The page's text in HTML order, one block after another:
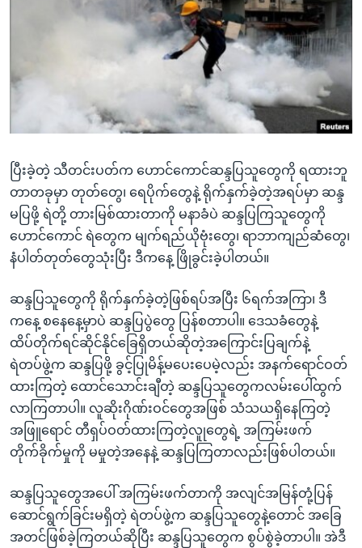
စာမျက်နှာ
ရန်
ရှာဖွေ
ရန်
နေရာ
သို့
ရန်
ရုပ်ရှင်ထဲက အင်္ဂလိပ်စာ
သုတပဒေသာ အင်္ဂလိပ်စာ
ရေဒီယို/တီဗွီအစီအစဉ်
Learning English
ဗွီအိုအေ လူမှုကွန်ယက်များ
ဘာသာစကားများ
ပြီးခဲ့တဲ့ သီတင်းပတ်က ဟောင်ကောင်ဆန္ဒပြသူတွေကို ရထားဘူ
တာတခုမှာ တုတ်တွေ၊ ရေပိုက်တွေနဲ့ ရိုက်နှက်ခဲ့တဲ့အရပ်မှာ ဆန္ဒ
မပြဖို့ ရဲတို့ တားမြစ်ထားတာကို မနာခံပဲ ဆန္ဒပြကြသူတွေကို
ဟောင်ကောင် ရဲတွေက မျက်ရည်ယိုဗုံးတွေ၊ ရာဘာကျည်ဆံတွေ၊
နံပါတ်တုတ်တွေသုံးပြီး ဒီကနေ့ ဖြိုခွင်းခဲ့ပါတယ်။
ဆန္ဒပြသူတွေကို ရိုက်နှက်ခဲ့တဲ့ဖြစ်ရပ်အပြီး ၆ရက်အကြာ၊ ဒီ
ကနေ့ စနေနေ့မှာပဲ ဆန္ဒပြပွဲတွေ ပြန်စတာပါ။ ဒေသခံတွေနဲ့
ထိပ်တိုက်ရင်ဆိုင်နိုင်ခြေရှိတယ်ဆိုတဲ့အကြောင်းပြချက်နဲ့
ရဲတပ်ဖွဲ့က ဆန္ဒပြဖို့ ခွင့်ပြုမိန့်မပေးပေမဲ့လည်း အနက်ရောင်ဝတ်
ထားကြတဲ့ ထောင်သောင်းချီတဲ့ ဆန္ဒပြသူတွေကလမ်းပေါ်ထွက်
လာကြတာပါ။ လူဆိုးဂိုဏ်းဝင်တွေအဖြစ် သံသယရှိနေကြတဲ့
အဖြူရောင် တီရှပ်ဝတ်ထားကြတဲ့လူုတွေရဲ့ အကြမ်းဖက်
တိုက်ခိုက်မှုကို မမှုတဲ့အနေနဲ့ ဆန္ဒပြကြတာလည်းဖြစ်ပါတယ်။
ဆန္ဒပြသူတွေအပေါ် အကြမ်းဖက်တာကို အလျင်အမြန်တုံ့ပြန်
ဆောင်ရွက်ခြင်းမရှိတဲ့ ရဲတပ်ဖွဲ့က ဆန္ဒပြသူတွေနဲ့တောင် အခြေ
အတင်ဖြစ်ခဲ့ကြတယ်ဆိုပြီး ဆန္ဒပြသူတွေက စွပ်စွဲခဲ့တာပါ။ အဲဒီ